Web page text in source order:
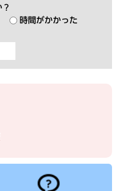
時間がかかった